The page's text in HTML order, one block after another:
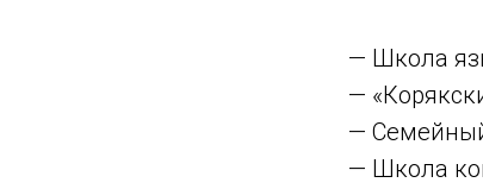
— Школа
—
—
— Школа